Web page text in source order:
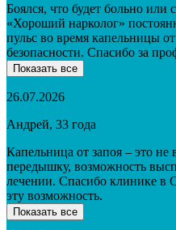
Боялся, что будет больно или
«Хороший нарколог»
пульс во время капельницы
безопасности. Спасибо за
Показать все
26.07.2026
Андрей, 33 года
Капельница от запоя – это не
передышку, возможность
лечении. Спасибо клинике в
эту возможность.
Показать все